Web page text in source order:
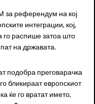
за референдум на кој
интеграции, кој,
го распише затоа што
на државата.
подобра преговарачка
бликираат европскиот
ќе го вратат името,